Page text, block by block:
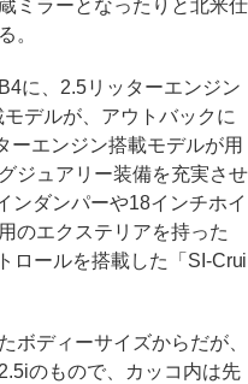
ミラーとなったりと北米仕
。
に、2.5リッターエンジン
デルが、アウトバックに
ーエンジン搭載モデルが用
ジュアリー装備を充実させ
ンダンパーや18インチホイ
のエクステリアを持った
ロールを搭載した「SI-Crui
ディーサイズからだが、
のもので、カッコ内は先